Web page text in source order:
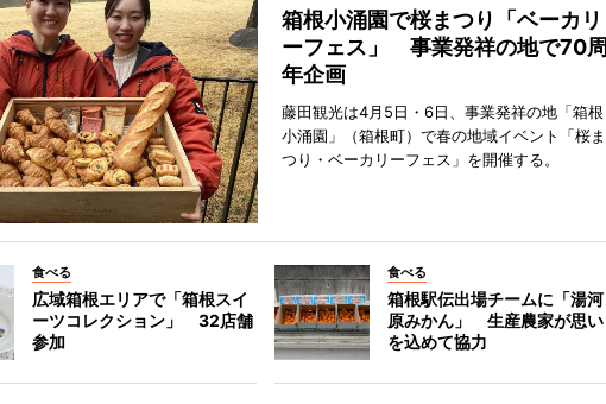
箱根小涌園で桜まつり「ベーカリ
ーフェス」 事業発祥の地で70周
年企画
藤田観光は4月5日・6日、事業発祥の地「箱根
小涌園」（箱根町）で春の地域イベント「桜ま
つり・ベーカリーフェス」を開催する。
食べる
広域箱根エリアで「箱根スイ
ーツコレクション」 32店舗
参加
食べる
箱根駅伝出場チームに「湯河
原みかん」 生産農家が思い
を込めて協力